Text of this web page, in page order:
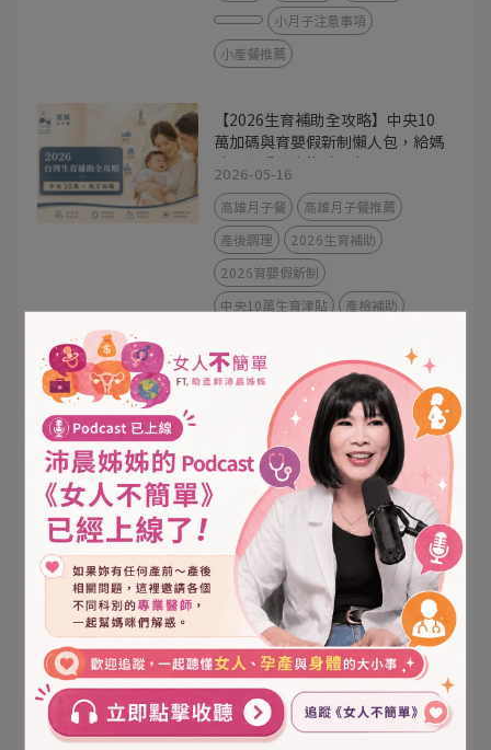
小月子注意事項
小產餐推薦
【2026生育補助全攻略】中央10
萬加碼與育嬰假新制懶人包，給媽
咪最溫暖的產後神隊友
2026-05-16
高雄月子餐
高雄月子餐推薦
產後調理
2026生育補助
2026育嬰假新制
中央10萬生育津貼
產檢補助
【高雄月子餐推薦】福韻月子餐 x
高醫岡山院慶，溫馨直擊媽咪的產
後神隊友
2026-05-10
高雄月子餐 月子餐推薦
高醫岡山
產後調理
寶寶爬行比賽 品牌活動
【 高雄月子餐推薦 】狂賀！福韻
月子餐榮獲 2026 市府綠色友善餐
盒優選
2026-04-28
高雄月子餐 月子餐推薦